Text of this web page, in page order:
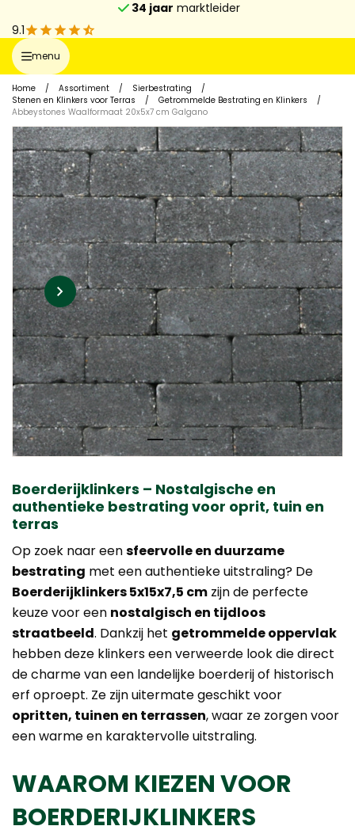
34 jaar marktleider
9.1
menu
Home / Assortiment / Sierbestrating
/
Stenen en Klinkers voor Terras
/ Getrommelde Bestrating en Klinkers
/
Abbeystones Waalformaat 20x5x7 cm Galgano
Boerderijklinkers – Nostalgische en
authentieke bestrating voor oprit, tuin en
terras
Op zoek naar eensfeervolle en duurzame
bestrating met een authentieke uitstraling? De
Boerderijklinkers 5x15x7,5 cm zijn de perfecte
keuze voor een nostalgisch en tijdloos
straatbeeld. Dankzij het getrommelde oppervlak
hebben deze klinkers een verweerde look die direct
de charme van een landelijke boerderij of historisch
erf oproept. Ze zijn uitermate geschikt voor
opritten, tuinen en terrassen, waar ze zorgen voor
een warme en karaktervolle uitstraling.
WAAROM KIEZEN VOOR
BOERDERIJKLINKERS